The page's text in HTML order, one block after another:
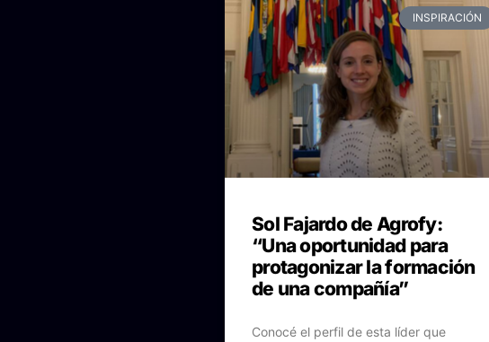
INSPIRACIÓN
Sol Fajardo de Agrofy:
“Una oportunidad para
protagonizar la formación
de una compañía”
Conocé el perfil de esta líder que